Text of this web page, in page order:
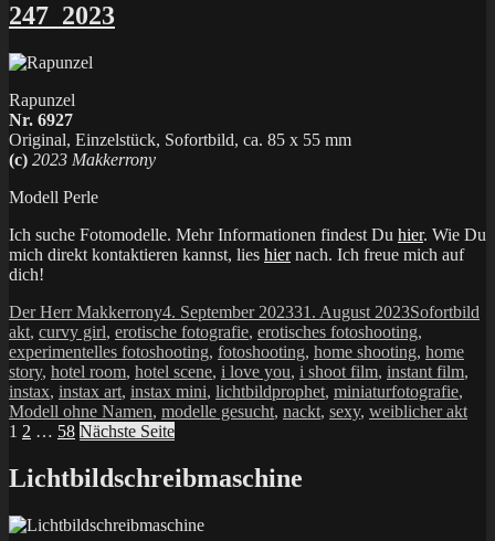
247_2023
Rapunzel
Nr. 6927
Original, Einzelstück, Sofortbild, ca. 85 x 55 mm
(c) 2023 Makkerrony
Modell Perle
Ich suche Fotomodelle. Mehr Informationen findest Du hier. Wie Du
mich direkt kontaktieren kannst, lies hiernach. Ich freue mich auf
dich!
Autor
Der Herr MakkerronyVeröffentlicht
am
4. September 202331. August 2023Kategorien
Sofortbild
akt, curvy girl, erotische fotografie, erotisches fotoshooting,
experimentelles fotoshooting, fotoshooting, home shooting, home
story, hotel room, hotel scene, i love you, i shoot film, instant film,
instax, instax art, instax mini, lichtbildprophet, miniaturfotografie,
Modell ohne Namen, modelle gesucht, nackt, sexy, weiblicher akt
Seitennummerierung
der
Beiträge
Seite
1 Seite
2 … Seite
58 Nächste Seite
Lichtbildschreibmaschine